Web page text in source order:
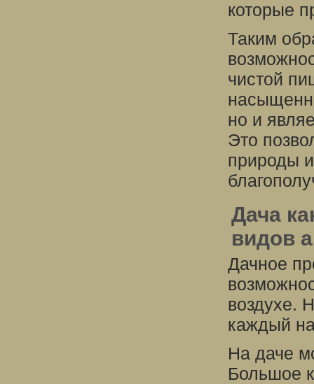
которые
Таким
чистой
но и
Это
природы
Дача
видов
Дачное
воздухе.
каждый
На даче
Большое